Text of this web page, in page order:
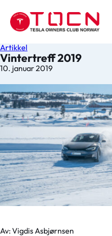
Vintertreff 2019
Artikkel
10. januar 2019
Av: Vigdis Asbjørnsen